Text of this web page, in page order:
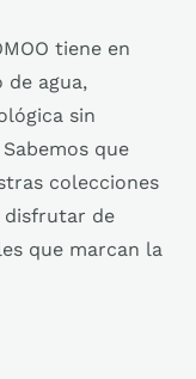
tiene en
agua,
sin
que
colecciones
disfrutar de
que marcan la